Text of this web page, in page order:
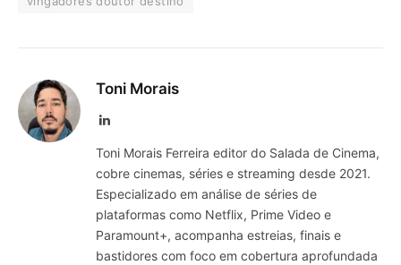
Toni Morais
LinkedIn
Toni Morais Ferreira editor do Salada de Cinema,
cobre cinemas, séries e streaming desde 2021.
Especializado em análise de séries de
plataformas como Netflix, Prime Video e
Paramount+, acompanha estreias, finais e
bastidores com foco em cobertura aprofundada